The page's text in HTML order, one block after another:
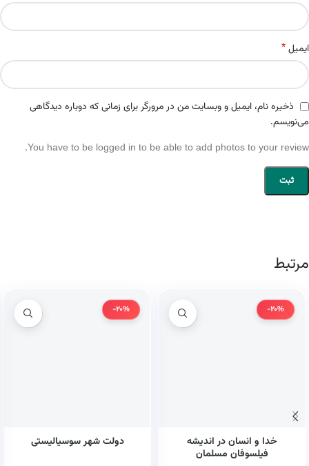
ایمیل*
ذخیره نام، ایمیل و وبسایت من در مرورگر برای زمانی که دوباره دیدگاهی
می‌نویسم.
You have to be logged in to be able to add photos to your review.
مرتبط
-20%
خدا و انسان در اندیشه
فیلسوفان مسلمان
-20%
دولت شهر سوسیالیستی